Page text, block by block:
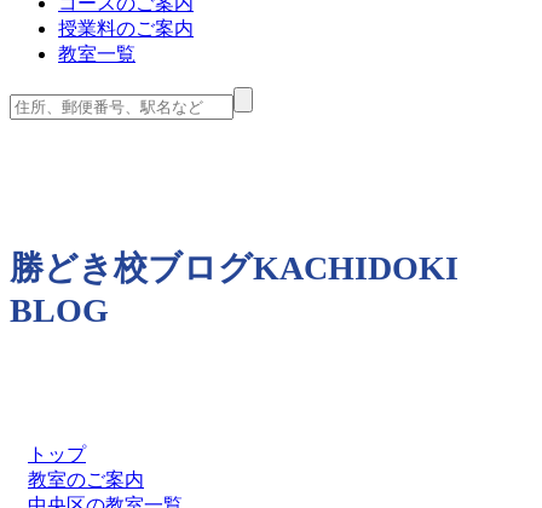
授業料のご案内
教室一覧
勝どき校ブログKACHIDOKI
BLOG
トップ
教室のご案内